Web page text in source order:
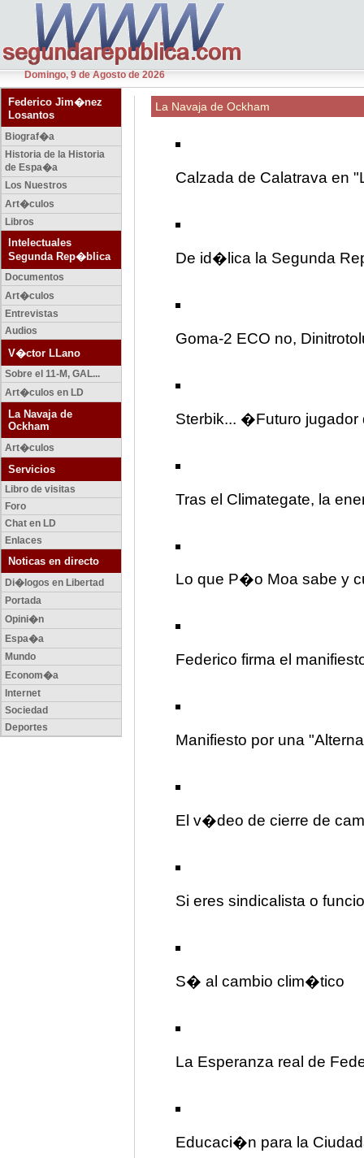
Domingo, 9 de Agosto de 2026
Federico Jim�nez
Losantos
Biograf�a
Historia de la Historia
de Espa�a
Los Nuestros
Art�culos
Libros
Intelectuales
Segunda Rep�blica
Documentos
Art�culos
Entrevistas
Audios
V�ctor LLano
Sobre el 11-M, GAL...
Art�culos en LD
La Navaja de
Ockham
Art�culos
Servicios
Libro de visitas
Foro
Chat en LD
Enlaces
Noticas en directo
Di�logos en Libertad
Portada
Opini�n
Espa�a
Mundo
Econom�a
Internet
Sociedad
Deportes
La Navaja de Ockham
Calzada de Calatrava en
De id�lica la Segunda
Goma-2 ECO no,
Sterbik... �Futuro jugador
Tras el Climategate, la
Lo que P�o Moa sabe y
Federico firma el
Manifiesto por una
El v�deo de cierre de
Si eres sindicalista o
S� al cambio clim�tico
La Esperanza real de
Educaci�n para la